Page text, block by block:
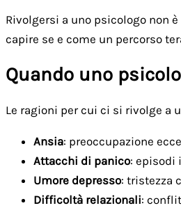
Rivolgersi a uno psicologo non
capire se e come un percorso
Quando uno
Le ragioni per cui ci si rivolge a
Ansia: preoccupazione
Attacchi di panico: episodi
Umore depresso: tristezza
Difficoltà relazionali: